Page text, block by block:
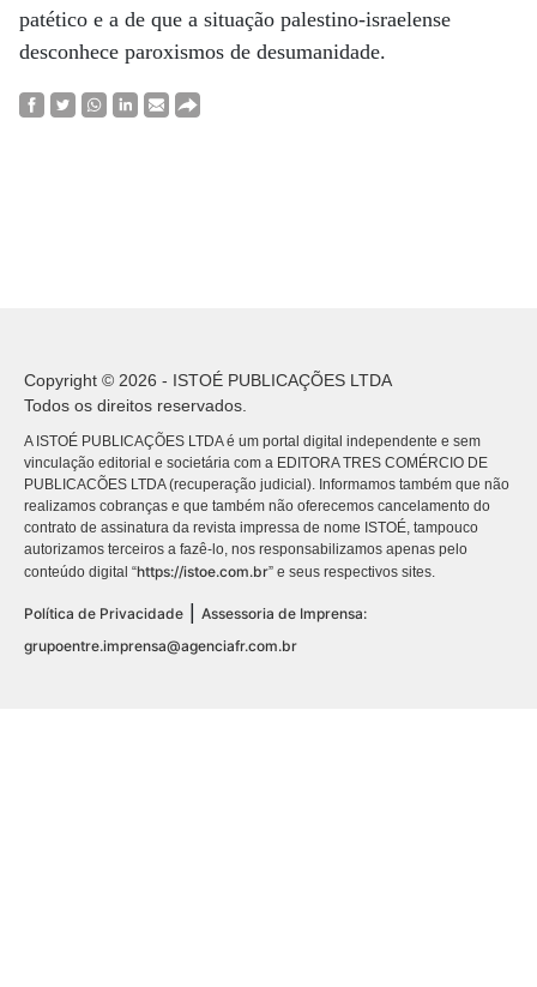
patético e a de que a situação palestino-israelense
desconhece paroxismos de desumanidade.
Copyright © 2026 - ISTOÉ PUBLICAÇÕES LTDA
Todos os direitos reservados.
A ISTOÉ PUBLICAÇÕES LTDA é um portal digital independente e sem
vinculação editorial e societária com a EDITORA TRES COMÉRCIO DE
PUBLICACÕES LTDA (recuperação judicial). Informamos também que não
realizamos cobranças e que também não oferecemos cancelamento do
contrato de assinatura da revista impressa de nome ISTOÉ, tampouco
autorizamos terceiros a fazê-lo, nos responsabilizamos apenas pelo
conteúdo digital “https://istoe.com.br” e seus respectivos sites.
Política de Privacidade
Assessoria de Imprensa:
grupoentre.imprensa@agenciafr.com.br